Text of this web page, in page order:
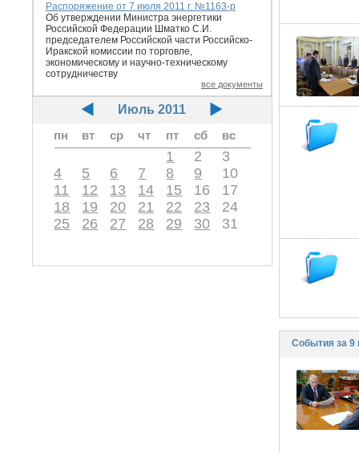
Распоряжение от 7 июля 2011 г. №1163-р
Об утверждении Министра энергетики
Российской Федерации Шматко С.И.
председателем Российской части Российско-
Иракской комиссии по торговле,
экономическому и научно-техническому
сотрудничеству
все документы
Июль 2011
пн
вт ср чт пт сб вс
1 2
3
4
5 6 7 8 9
10
11
12 13 14 15 16
17
18
19 20 21 22 23
24
25
26 27 28 29 30 31
События за 9